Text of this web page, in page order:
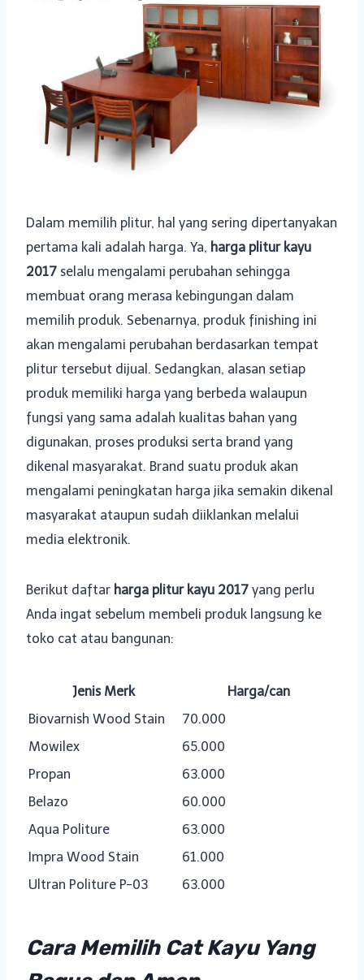
Dalam memilih plitur, hal yang sering dipertanyakan
pertama kali adalah harga. Ya, harga plitur kayu
2017 selalu mengalami perubahan sehingga
membuat orang merasa kebingungan dalam
memilih produk. Sebenarnya, produk finishing ini
akan mengalami perubahan berdasarkan tempat
plitur tersebut dijual. Sedangkan, alasan setiap
produk memiliki harga yang berbeda walaupun
fungsi yang sama adalah kualitas bahan yang
digunakan, proses produksi serta brand yang
dikenal masyarakat. Brand suatu produk akan
mengalami peningkatan harga jika semakin dikenal
masyarakat ataupun sudah diiklankan melalui
media elektronik.
Berikut daftar harga plitur kayu 2017 yang perlu
Anda ingat sebelum membeli produk langsung ke
toko cat atau bangunan:
Jenis Merk
Harga/can
Biovarnish Wood Stain
70.000
Mowilex
65.000
Propan
63.000
Belazo
60.000
Aqua Politure
63.000
Impra Wood Stain
61.000
Ultran Politure P-03
63.000
Cara Memilih Cat Kayu Yang